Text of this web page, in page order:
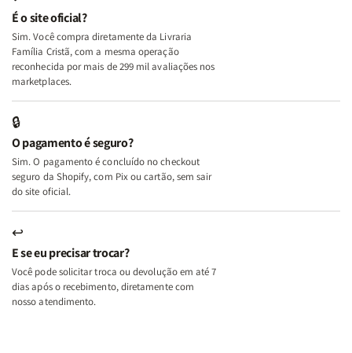
e
Deus
+
A
Mulher
Lar
+
A
Lar
É o site oficial?
Sim. Você compra diretamente da Livraria
Família Cristã, com a mesma operação
reconhecida por mais de 299 mil avaliações nos
marketplaces.
🔒
O pagamento é seguro?
Sim. O pagamento é concluído no checkout
seguro da Shopify, com Pix ou cartão, sem sair
do site oficial.
↩
E se eu precisar trocar?
Você pode solicitar troca ou devolução em até 7
dias após o recebimento, diretamente com
nosso atendimento.